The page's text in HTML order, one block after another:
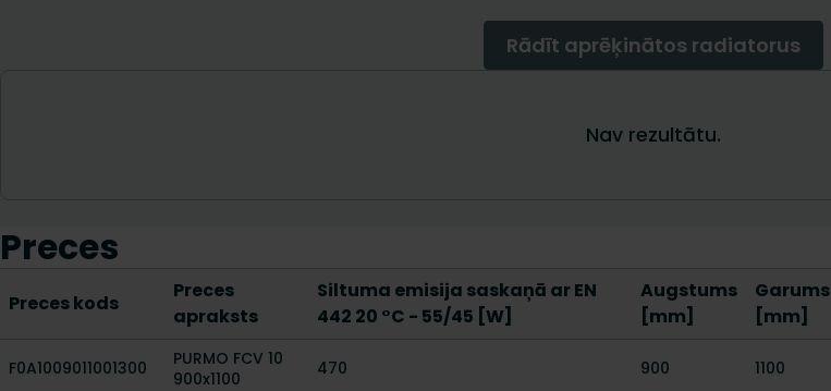
Preces
Preces kods
Preces
apraksts
Siltuma emisija saskaņā ar EN
442 20 °C - 55/45 [W]
Augstums
[mm]
Garums
[mm]
F0A1009011001300
PURMO FCV 10
900x1100
470 900 1100